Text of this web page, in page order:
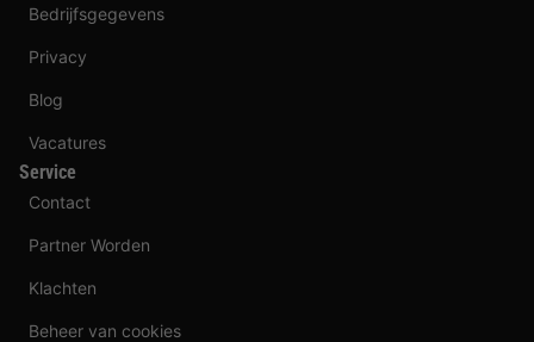
Bedrijfsgegevens
Privacy
Blog
Vacatures
Service
Contact
Partner Worden
Klachten
Beheer van cookies